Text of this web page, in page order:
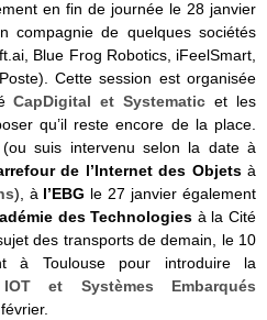
en fin de journée le 28 janvier
compagnie de quelques sociétés
Blue Frog Robotics, iFeelSmart,
Cette session est organisée
CapDigital et Systematic et les
qu’il reste encore de la place.
(ou suis intervenu selon la date à
de l’Internet des Objets à
), à l’EBG le 27 janvier également
des Technologies à la Cité
des transports de demain, le 10
à Toulouse pour introduire la
IOT et Systèmes Embarqués